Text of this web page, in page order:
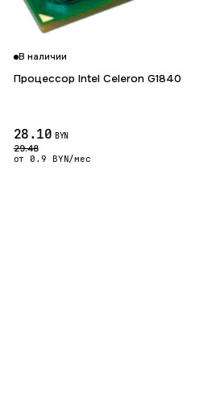
В наличии
Процессор Intel Celeron G1840
28.10 BYN
29.48
от 0.9 BYN/мес